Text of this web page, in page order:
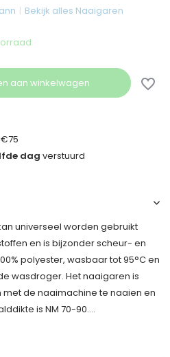
Bekijk alles Naaigaren
aan winkelwagen
dag verstuurd
universeel worden gebruikt
en is bijzonder scheur- en
polyester, wasbaar tot 95°C en
wasdroger. Het naaigaren is
de naaimachine te naaien en
is NM 70-90....